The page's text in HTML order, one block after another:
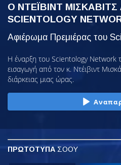
Ο ΝΤΕΪΒΙΝΤ
SCIENTOLOGY
Αφιέρωμα Πρεμιέρας του
Η έναρξη του Scientology Network
εισαγωγή από τον κ. Ντέιβιντ
διάρκειας μιας ώρας.
ΠΡΩΤΟΤΥΠΑΣΟΟΥ